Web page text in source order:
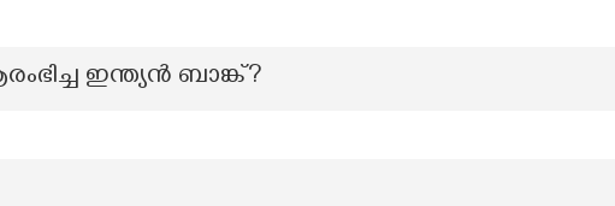
ഇന്ത്യൻ ബാങ്ക്?